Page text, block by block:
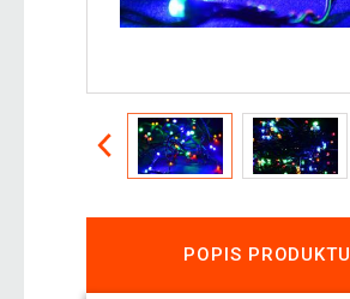
POPIS PRODUKTU